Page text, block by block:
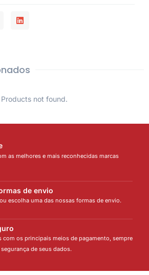
Products not found.
as melhores e mais reconhecidas marcas
de envio
escolha uma das nossas formas de envio.
com os principais meios de pagamento, sempre
de seus dados.